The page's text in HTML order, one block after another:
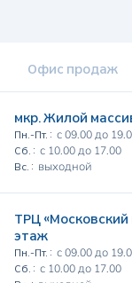
Офис продаж
мкр. Жилой
Пн.-Пт. : с 09.00 до
Сб. : с 10.00 до 17.00
Вс. : выходной
ТРЦ «Московский
этаж
Пн.-Пт. : с 09.00 до
Сб. : с 10.00 до 17.00